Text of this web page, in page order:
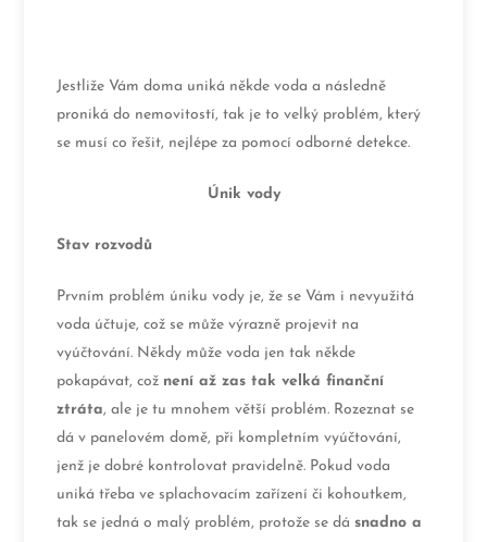
Jestliže Vám doma uniká někde voda a následně
proniká do nemovitostí, tak je to velký problém, který
se musí co řešit, nejlépe za pomocí odborné detekce.
Únik vody
Stav rozvodů
Prvním problém úniku vody je, že se Vám i nevyužitá
voda účtuje, což se může výrazně projevit na
vyúčtování. Někdy může voda jen tak někde
pokapávat, což není až zas tak velká finanční
ztráta, ale je tu mnohem větší problém. Rozeznat se
dá v panelovém domě, při kompletním vyúčtování,
jenž je dobré kontrolovat pravidelně. Pokud voda
uniká třeba ve splachovacím zařízení či kohoutkem,
tak se jedná o malý problém, protože se dá snadno a